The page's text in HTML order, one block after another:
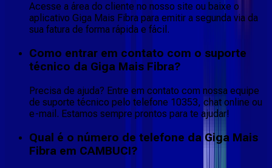
Acesse a área do cliente no nosso site ou baixe o
aplicativo Giga Mais Fibra para emitir a segunda via da
sua fatura de forma rápida e fácil.
Como entrar em contato com o suporte
técnico da Giga Mais Fibra?
Precisa de ajuda? Entre em contato com nossa equipe
de suporte técnico pelo telefone 10353, chat online ou
e-mail. Estamos sempre prontos para te ajudar!
Qual é o número de telefone da Giga Mais
Fibra em CAMBUCI?